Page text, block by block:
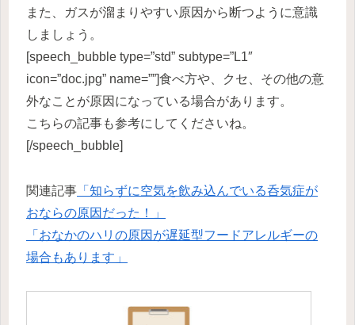
また、ガスが溜まりやすい原因から断つように意識
しましょう。
[speech_bubble type=”std” subtype=”L1″
icon=”doc.jpg” name=””]食べ方や、クセ、その他の意
外なことが原因になっている場合があります。
こちらの記事も参考にしてくださいね。
[/speech_bubble]
関連記事 「知らずに空気を飲み込んでいる呑気症が
おならの原因だった！」
「おなかのハリの原因が遅延型フードアレルギーの
場合もあります」